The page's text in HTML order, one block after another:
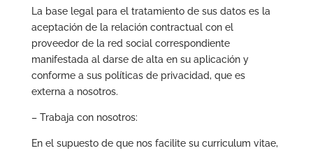
La base legal para el tratamiento de sus datos es la
aceptación de la relación contractual con el
proveedor de la red social correspondiente
manifestada al darse de alta en su aplicación y
conforme a sus políticas de privacidad, que es
externa a nosotros.
– Trabaja con nosotros:
En el supuesto de que nos facilite su curriculum vitae,